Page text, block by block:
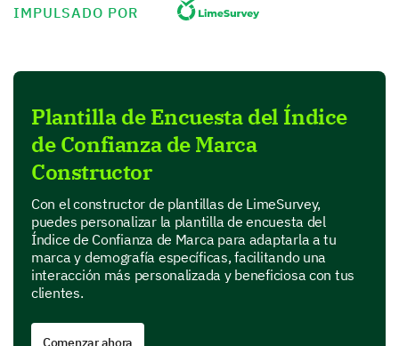
Product quality
Customer service
Pricing
Variety
Moving on to your perception of our brand
Now, let’s talk about your perception of our brand.
IMPULSADO POR
Plantilla de Encuesta del Índice
de Confianza de Marca
Constructor
Con el constructor de plantillas de LimeSurvey,
puedes personalizar la plantilla de encuesta del
Índice de Confianza de Marca para adaptarla a tu
marca y demografía específicas, facilitando una
interacción más personalizada y beneficiosa con tus
clientes.
Comenzar ahora